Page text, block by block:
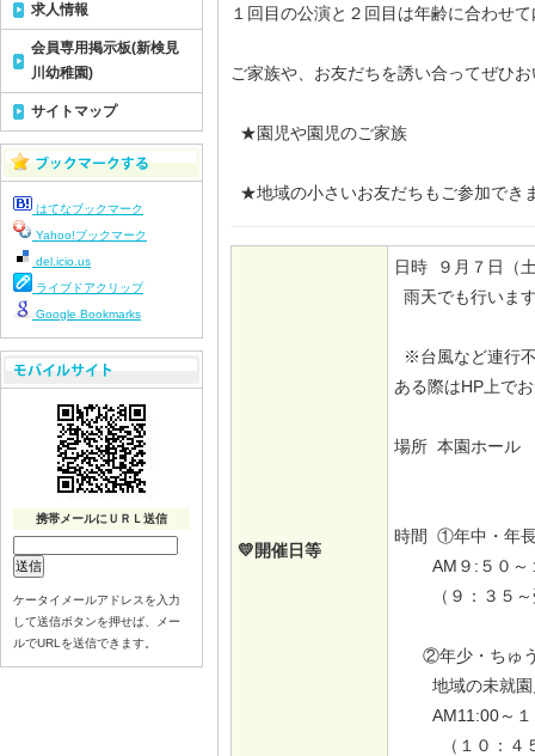
１回目の公演と２回目は年齢に合わせ
ご家族や、お友だちを誘い合ってぜひ
★園児や園児のご家族
★地域の小さいお友だちもご参加でき
💛開催日等
日時 ９月７日（
雨天でも行いま
※台風など連行
ある際はHP上で
場所 本園ホール
時間 ①年中・年
AM９:５０～
（９：３５～
②年少・ちゅう
地域の未就園
AM11:00～１
（１０：４５
求人情報
会員専用掲示板(新検見
川幼稚園)
サイトマップ
はてなブックマーク
Yahoo!ブックマーク
del.icio.us
ライブドアクリップ
Google Bookmarks
携帯メールにＵＲＬ送信
ケータイメールアドレスを入力
して送信ボタンを押せば、メー
ルでURLを送信できます。